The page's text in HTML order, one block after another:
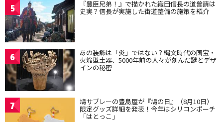
5 『豊臣兄弟！』で描かれた織田信長の道普請は
史実？信長が実施した街道整備の施策を紹介
6 あの装飾は「炎」ではない？縄文時代の国宝・
火焔型土器、5000年前の人々が刻んだ謎とデザ
インの秘密
7 鳩サブレーの豊島屋が『鳩の日』（8月10日）
限定グッズ詳細を発表！今年はシリコンポーチ
「はとっこ」